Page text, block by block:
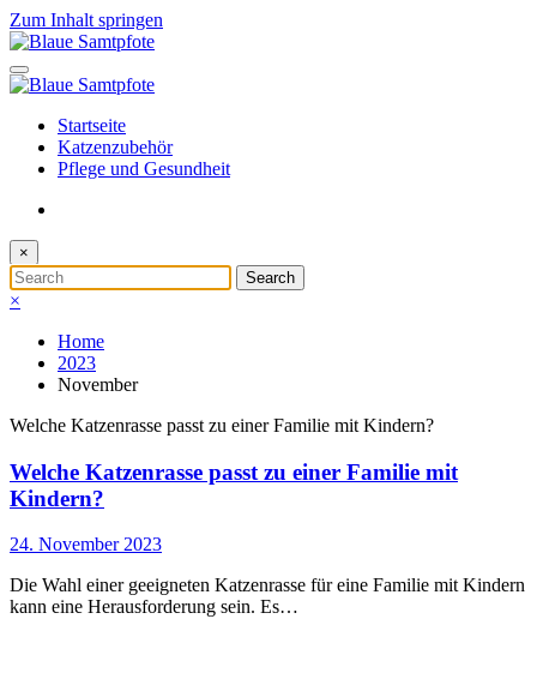
Zum Inhalt springen
Startseite
Katzenzubehör
Pflege und Gesundheit
×
×
Home
2023
November
Welche Katzenrasse passt zu einer Familie mit Kindern?
Welche Katzenrasse passt zu einer Familie mit
Kindern?
24. November 2023
Die Wahl einer geeigneten Katzenrasse für eine Familie mit Kindern
kann eine Herausforderung sein. Es…